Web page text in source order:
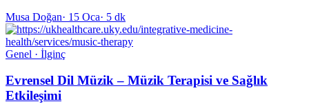
Musa Doğan· 15 Oca· 5 dk
Genel · İlginç
Evrensel Dil Müzik – Müzik Terapisi ve Sağlık
Etkileşimi